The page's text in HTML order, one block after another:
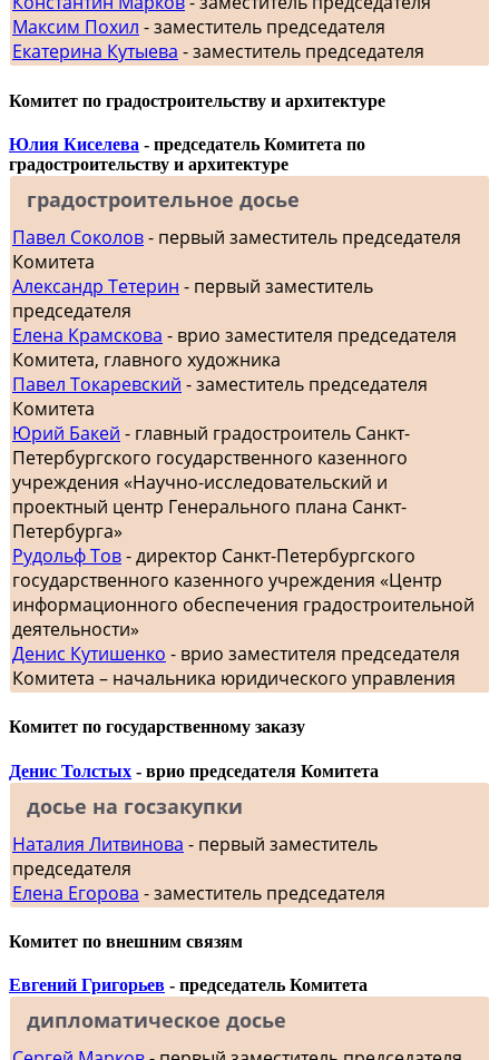
Максим Похил - заместитель председателя
Екатерина Кутыева - заместитель председателя
Комитет по градостроительству и архитектуре
Юлия Киселева - председатель Комитета по
градостроительству и архитектуре
градостроительное досье
Павел Соколов- первый заместитель председателя
Комитета
Александр Тетерин - первый заместитель
председателя
Елена Крамскова - врио заместителя председателя
Комитета, главного художника
Павел Токаревский - заместитель председателя
Комитета
Юрий Бакей - главный градостроитель Санкт-
Петербургского государственного казенного
учреждения «Научно-исследовательский и
проектный центр Генерального плана Санкт-
Петербурга»
Рудольф Тов- директор Санкт-Петербургского
государственного казенного учреждения «Центр
информационного обеспечения градостроительной
деятельности»
Денис Кутишенко - врио заместителя председателя
Комитета – начальника юридического управления
Комитет по государственному заказу
Денис Толстых - врио председателя Комитета
досье на госзакупки
Наталия Литвинова - первый заместитель
председателя
Елена Егорова - заместитель председателя
Комитет по внешним связям
Евгений Григорьев - председатель Комитета
дипломатическое досье